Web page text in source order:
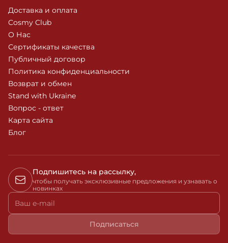
Доставка и оплата
Cosmy Club
О Нас
Сертификаты качества
Публичный договор
Политика конфиденциальности
Возврат и обмен
Stand with Ukraine
Вопрос - ответ
Карта сайта
Блог
Подпишитесь на рассылку,
чтобы получать эксклюзивные предложения и узнавать о
новинках
Ваш e-mail
Подписаться